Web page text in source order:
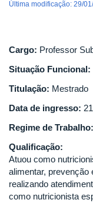
Última modificação: 29/
Cargo: Professor
Situação Funcional:
Titulação: Mestrado
Data de ingresso:
Regime de Trabalho:
Qualificação:
Atuou como
alimentar, prevenção
realizando
como nutricionista